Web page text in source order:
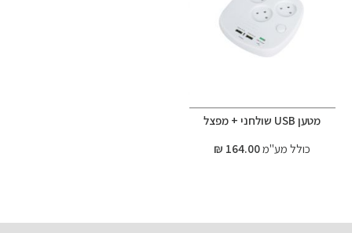
מטען USB שולחני + מפצל
כולל מע"מ164.00 ₪